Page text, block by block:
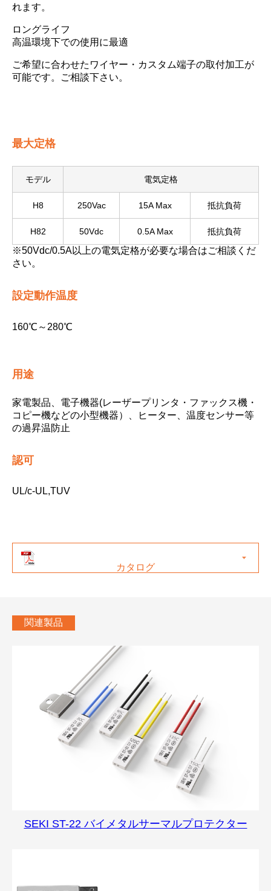
れます。
ロングライフ
高温環境下での使用に最適
ご希望に合わせたワイヤー・カスタム端子の取付加工が
可能です。ご相談下さい。
最大定格
モデル 電気定格
H8 250Vac 15A Max 抵抗負荷
H82 50Vdc 0.5A Max 抵抗負荷
※50Vdc/0.5A以上の電気定格が必要な場合はご相談くだ
さい。
設定動作温度
160℃～280℃
用途
家電製品、電子機器(レーザープリンタ・ファックス機・
コピー機などの小型機器）、ヒーター、温度センサー等
の過昇温防止
認可
UL/c-UL,TUV
カタログ
関連製品
SEKI ST-22 バイメタルサーマルプロテクター